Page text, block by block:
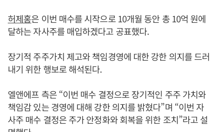
허제홍은 이번 매수를 시작으로 10개월 동안 총 10억 원에
달하는 자사주를 매입하겠다고 공표했다.
장기적 주주가치 제고와 책임경영에 대한 강한 의지를 드러
내기 위한 행보로 해석된다.
엘앤에프 측은 “이번 매수 결정으로 장기적인 주주 가치와
책임감 있는 경영에 대해 강한 의지를 밝혔다”며 “이번 자
사주 매수 결정은 주가 안정화와 회복을 위한 조치”라고 설